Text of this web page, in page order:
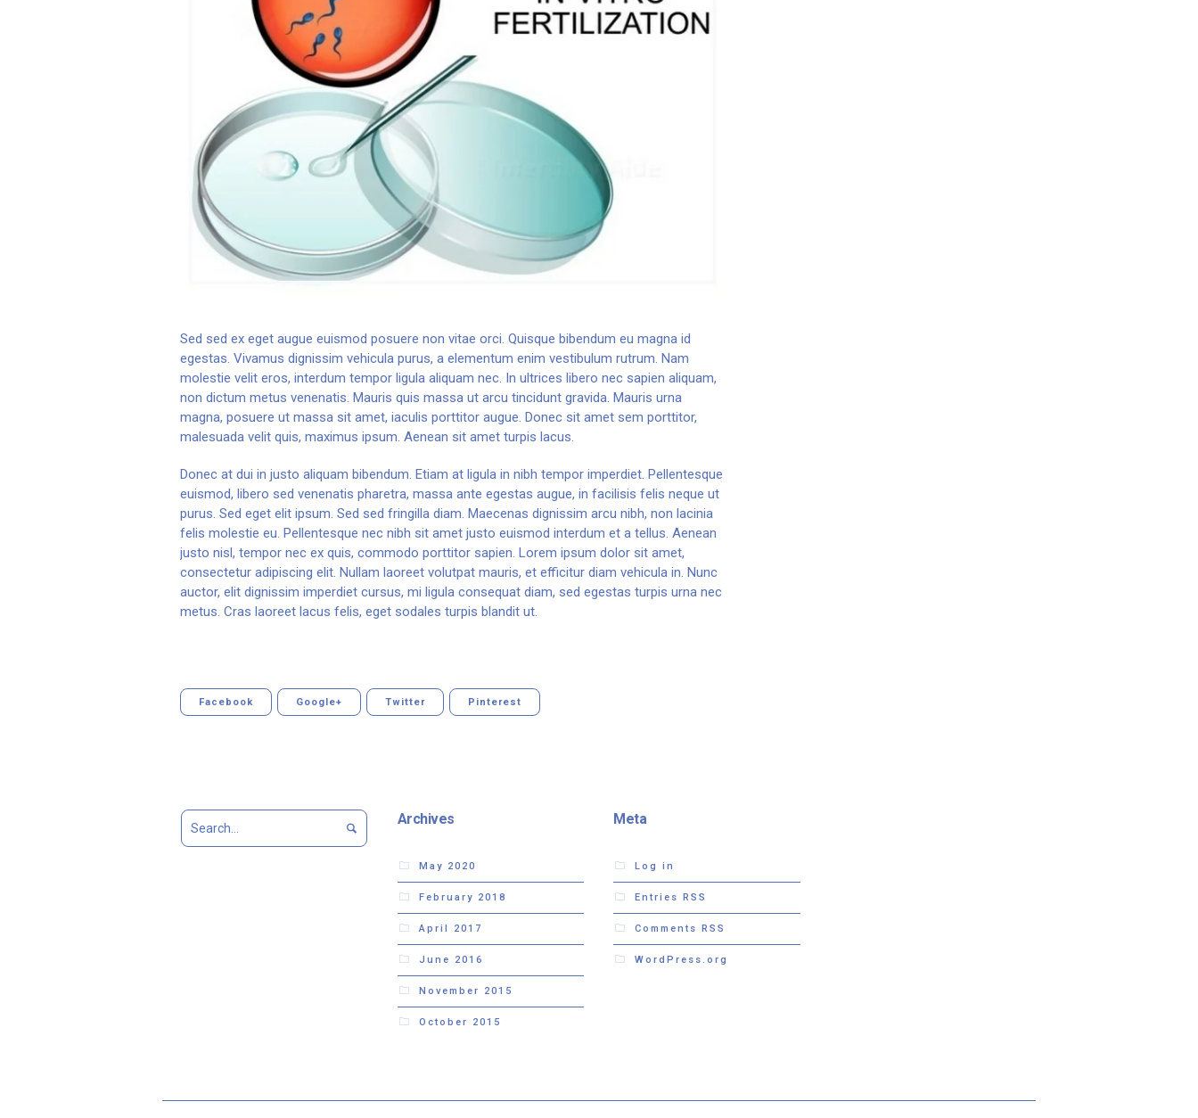
Sed sed ex eget augue euismod posuere non vitae orci. Quisque bibendum eu magna id
egestas. Vivamus dignissim vehicula purus, a elementum enim vestibulum rutrum. Nam
molestie velit eros, interdum tempor ligula aliquam nec. In ultrices libero nec sapien aliquam,
non dictum metus venenatis. Mauris quis massa ut arcu tincidunt gravida. Mauris urna
magna, posuere ut massa sit amet, iaculis porttitor augue. Donec sit amet sem porttitor,
malesuada velit quis, maximus ipsum. Aenean sit amet turpis lacus.
Donec at dui in justo aliquam bibendum. Etiam at ligula in nibh tempor imperdiet. Pellentesque
euismod, libero sed venenatis pharetra, massa ante egestas augue, in facilisis felis neque ut
purus. Sed eget elit ipsum. Sed sed fringilla diam. Maecenas dignissim arcu nibh, non lacinia
felis molestie eu. Pellentesque nec nibh sit amet justo euismod interdum et a tellus. Aenean
justo nisl, tempor nec ex quis, commodo porttitor sapien. Lorem ipsum dolor sit amet,
consectetur adipiscing elit. Nullam laoreet volutpat mauris, et efficitur diam vehicula in. Nunc
auctor, elit dignissim imperdiet cursus, mi ligula consequat diam, sed egestas turpis urna nec
metus. Cras laoreet lacus felis, eget sodales turpis blandit ut.
Facebook Google+ Twitter Pinterest
Archives
May 2020
February 2018
April 2017
June 2016
November 2015
October 2015
Meta
Log in
Entries RSS
Comments RSS
WordPress.org